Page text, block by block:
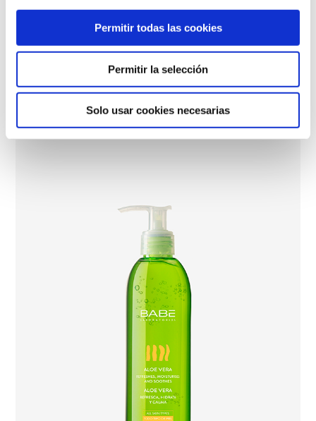
Permitir todas las cookies
Permitir la selección
Solo usar cookies necesarias
Hydra-Calm Body Milk